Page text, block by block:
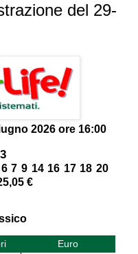
del 29-
2026 ore 16:00
7 9 14 16 17 18 20
€
Euro